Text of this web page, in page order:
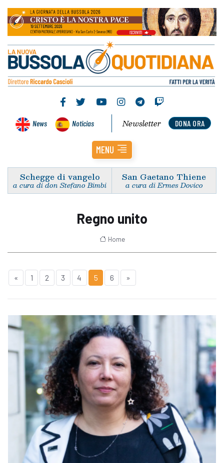
News Noticias DONA ORA
Newsletter
MENU
Schegge di vangelo
a cura di don Stefano Bimbi
San Gaetano Thiene
a cura di Ermes Dovico
Regno unito
Home
« 1 2 3 4 5 6 »